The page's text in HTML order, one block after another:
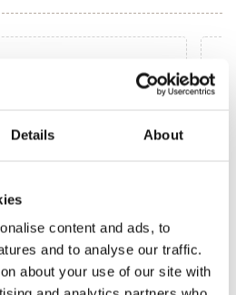
Details About
content and ads, to
and to analyse our traffic.
about your use of our site with